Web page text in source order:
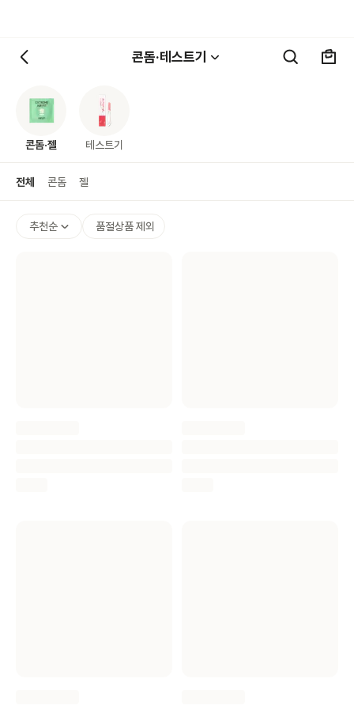
콘돔·테스트기
콘돔·젤 테스트기
전체 콘돔 젤
추천순 품절상품 제외